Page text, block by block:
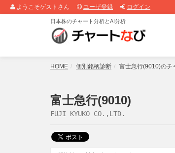
ようこそゲストさん ユーザ登録 ログイン
日本株のチャート分析とAI分析
HOME 個別銘柄診断 富士急行(9010)のチ
富士急行(9010)
FUJI KYUKO CO.,LTD.